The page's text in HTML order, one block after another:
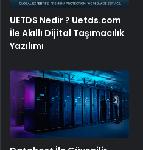
UETDS Nedir ? Uetds.com
İle Akıllı Dijital Taşımacılık
Yazılımı